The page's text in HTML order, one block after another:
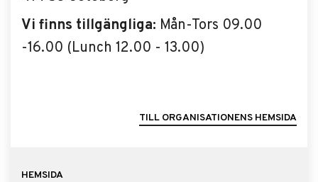
HEMSIDA
Vi finns tillgängliga: Mån-Tors 09.00
-16.00 (Lunch 12.00 - 13.00)
TILL ORGANISATIONENS HEMSIDA